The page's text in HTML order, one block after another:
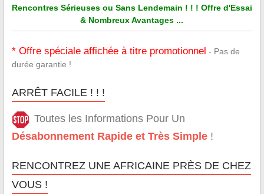
Rencontres Sérieuses ou Sans Lendemain ! ! ! Offre d'Essai
& Nombreux Avantages ...
* Offre spéciale affichée à titre promotionnel - Pas de
durée garantie !
ARRÊT FACILE ! ! !
Toutes les Informations Pour Un
Désabonnement Rapide et Très Simple!
RENCONTREZ UNE AFRICAINE PRÈS DE CHEZ
VOUS !